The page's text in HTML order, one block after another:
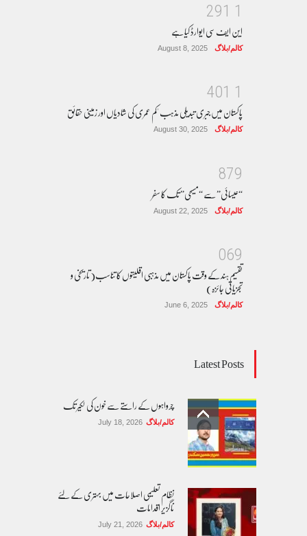
1
1
9
2
این ایف سی ایوارڈ کیا ہے
کالم/بلاگ August 8, 2025
1
1
0
4
پاکستان میں جبری تبدیلی مذہب 'کم عمری کی شادیاں اور زمینی حقائق
کالم/بلاگ August 30, 2025
9
7
8
“عیسائی” سے “مسیحی” تک کا سفر
کالم/بلاگ August 22, 2025
9
6
0
تقسیم ہند کے وقت پاکستان میں مذہبی اقلیتوں کا تناسب( تاریخی و
تجزیاتی جائزہ)
کالم/بلاگ June 6, 2025
Latest Posts
چرواہوں کے راستے سے خون کی لکیر تک
کالم/بلاگ July 18, 2026
نظام تعلیمی اصلاحات میں بہتری کے لئے
ناگزیر اقدامات
کالم/بلاگ July 21, 2026